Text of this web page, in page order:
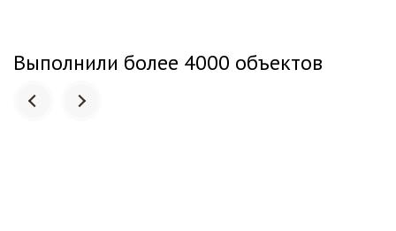
Выполнили более 4000 объектов